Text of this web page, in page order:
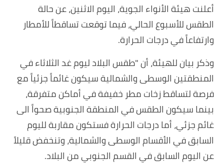
أعلنت هيئة الأنواء الجوية، اليوم الاثنين، عن حالة
الطقس للأسبوع الحالي، فيما توقعت تساقطاً للأمطار
وارتفاعاً في درجات الحرارة.
وذكر بيان للهيئة، أن "طقس البلاد ليوم غد الثلاثاء في
المنطقتين الوسطى والشمالية سيكون غائماً جزئياً مع
فرصة لتساقط زخات مطر خفيفة في أماكن متفرقة،
بينما سيكون الطقس في المنطقة الجنوبية صحواً الى
غائم جزئي، أما درجات الحرارة فستكون مقاربة لليوم
السابق في الأقسام الوسطى والشمالية، وتنخفض قليلاً
عن اليوم السابق في القسم الجنوبي من البلاد.